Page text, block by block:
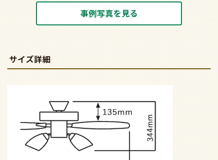
事例写真を見る
サイズ詳細